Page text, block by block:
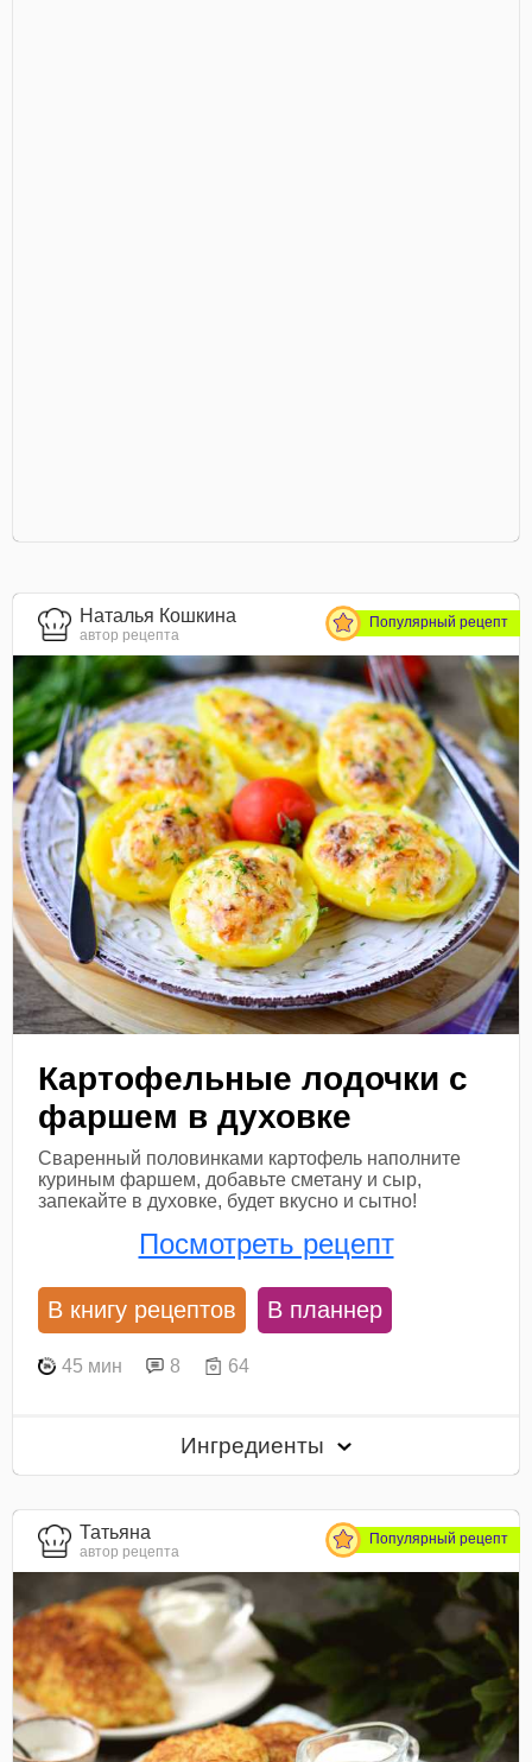
Наталья Кошкина
автор рецепта
Популярный рецепт
Картофельные лодочки с
фаршем в духовке
Сваренный половинками картофель наполните
куриным фаршем, добавьте сметану и сыр,
запекайте в духовке, будет вкусно и сытно!
Посмотреть рецепт
В книгу рецептов В планнер
45 мин 8 64
Ингредиенты
Татьяна
автор рецепта
Популярный рецепт